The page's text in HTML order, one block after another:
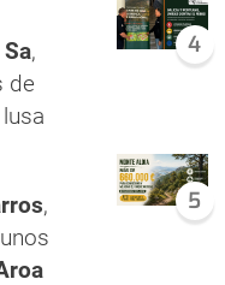
,
de
,
4
5